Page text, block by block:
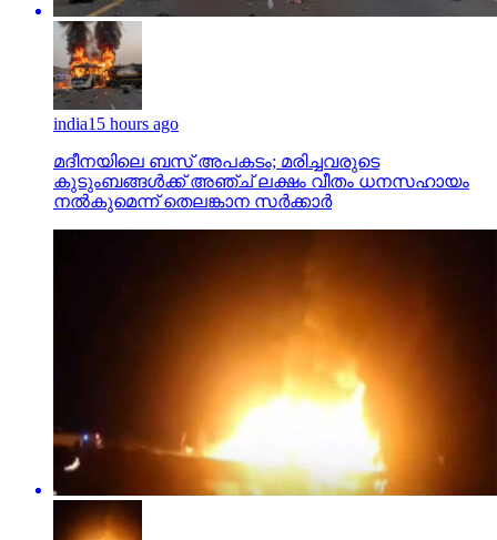
india15 hours ago
മദീനയിലെ ബസ് അപകടം; മരിച്ചവരുടെ
കുടുംബങ്ങള്‍ക്ക് അഞ്ച് ലക്ഷം വീതം ധനസഹായം
നല്‍കുമെന്ന് തെലങ്കാന സര്‍ക്കാര്‍